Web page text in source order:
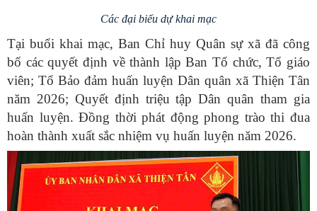
Các đại biểu dự khai mạc
Tại buổi khai mạc, Ban Chỉ huy Quân sự xã đã công
bố các quyết định về thành lập Ban Tổ chức, Tổ giáo
viên; Tổ Bảo đảm huấn luyện Dân quân xã Thiện Tân
năm 2026; Quyết định triệu tập Dân quân tham gia
huấn luyện. Đồng thời phát động phong trào thi đua
hoàn thành xuất sắc nhiệm vụ huấn luyện năm 2026.